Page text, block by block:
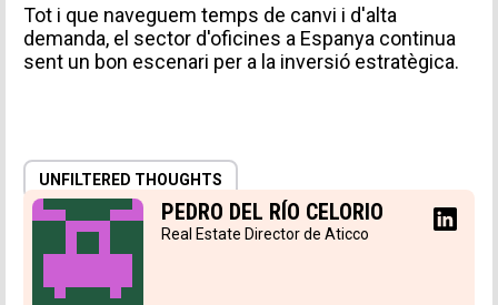
Tot i que naveguem temps de canvi i d'alta
demanda, el sector d'oficines a Espanya continua
sent un bon escenari per a la inversió estratègica.
UNFILTERED THOUGHTS
PEDRO DEL RÍO CELORIO
Real Estate Director de Aticco
Missatge